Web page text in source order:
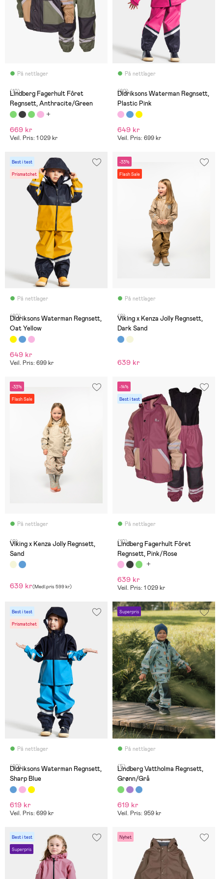
På nettlager
(10)
Lindberg Fagerhult Fôret
Regnsett, Anthracite/Green
669 kr
Veil. Pris: 1 029 kr
På nettlager
(80)
Didriksons Waterman Regnsett,
Plastic Pink
649 kr
Veil. Pris: 699 kr
Best i test
Prismatchet
På nettlager
(80)
Didriksons Waterman Regnsett,
Oat Yellow
649 kr
Veil. Pris: 699 kr
-33%
Flash Sale
På nettlager
(0)
Viking x Kenza Jolly Regnsett,
Dark Sand
639 kr
-33%
Flash Sale
På nettlager
(0)
Viking x Kenza Jolly Regnsett,
Sand
639 kr(Medl.pris 599 kr)
-14%
Best i test
På nettlager
(10)
Lindberg Fagerhult Fôret
Regnsett, Pink/Rose
639 kr
Veil. Pris: 1 029 kr
Best i test
Prismatchet
På nettlager
(80)
Didriksons Waterman Regnsett,
Sharp Blue
619 kr
Veil. Pris: 699 kr
Superpris
På nettlager
(5)
Lindberg Vattholma Regnsett,
Grønn/Grå
619 kr
Veil. Pris: 959 kr
Best i test
Superpris
Nyhet